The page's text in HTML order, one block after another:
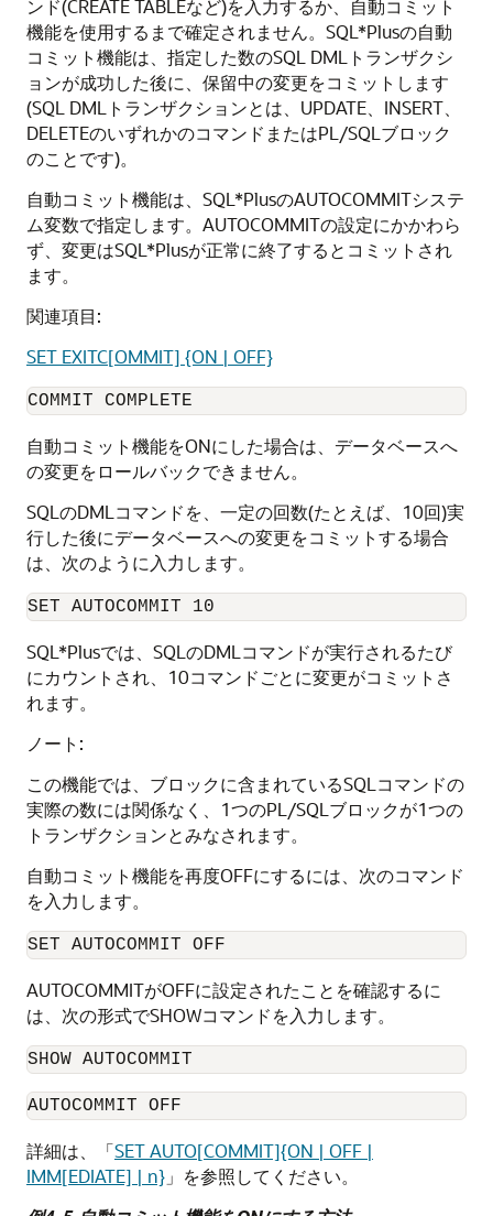
ンド(CREATE TABLEなど)を入力するか、自動コミット
機能を使用するまで確定されません。SQL*Plusの自動
コミット機能は、指定した数のSQL DMLトランザクシ
ョンが成功した後に、保留中の変更をコミットします
(SQL DMLトランザクションとは、UPDATE、INSERT、
DELETEのいずれかのコマンドまたはPL/SQLブロック
のことです)。
自動コミット機能は、SQL*PlusのAUTOCOMMITシステ
ム変数で指定します。AUTOCOMMITの設定にかかわら
ず、変更はSQL*Plusが正常に終了するとコミットされ
ます。
関連項目:
SET EXITC[OMMIT] {ON | OFF}
COMMIT COMPLETE
自動コミット機能をONにした場合は、データベースへ
の変更をロールバックできません。
SQLのDMLコマンドを、一定の回数(たとえば、10回)実
行した後にデータベースへの変更をコミットする場合
は、次のように入力します。
SET AUTOCOMMIT 10
SQL*Plusでは、SQLのDMLコマンドが実行されるたび
にカウントされ、10コマンドごとに変更がコミットさ
れます。
ノート:
この機能では、ブロックに含まれているSQLコマンドの
実際の数には関係なく、1つのPL/SQLブロックが1つの
トランザクションとみなされます。
自動コミット機能を再度OFFにするには、次のコマンド
を入力します。
SET AUTOCOMMIT OFF
AUTOCOMMITがOFFに設定されたことを確認するに
は、次の形式でSHOWコマンドを入力します。
SHOW AUTOCOMMIT
AUTOCOMMIT OFF
詳細は、「SET AUTO[COMMIT]{ON | OFF |
IMM[EDIATE] | n} 」を参照してください。